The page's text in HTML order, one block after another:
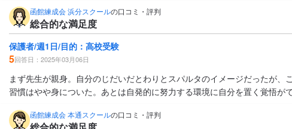
函館練成会 浜分スクールの口コミ・評判
総合的な満足度
保護者/週1日/目的：高校受験
5回答日：2025年03月06日
まず先生が親身。自分のじだいだとわりとスパルタのイメージだったが
習慣はやや身についた。あとは自発的に努力する環境に自分を置く覚悟が
函館練成会 本通スクールの口コミ・評判